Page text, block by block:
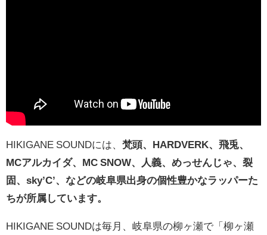
HIKIGANE SOUNDには、 梵頭、HARDVERK、飛兎、
MCアルカイダ、MC SNOW、人義、めっせんじゃ、裂
固、sky’C’、などの岐阜県出身の個性豊かなラッパーた
ちが所属しています。
HIKIGANE SOUNDは毎月、岐阜県の柳ヶ瀬で「柳ヶ瀬